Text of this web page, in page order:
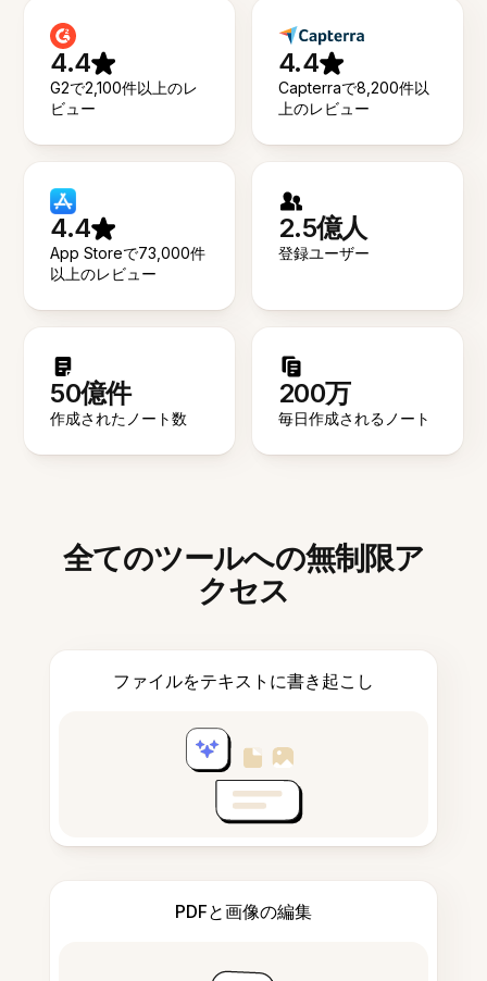
4.4
G2で2,100件以上のレ
ビュー
4.4
Capterraで8,200件以
上のレビュー
4.4
App Storeで73,000件
以上のレビュー
2.5億人
登録ユーザー
50億件
作成されたノート数
200万
毎日作成されるノート
全てのツールへの無制限ア
クセス
ファイルをテキストに書き起こし
PDFと画像の編集